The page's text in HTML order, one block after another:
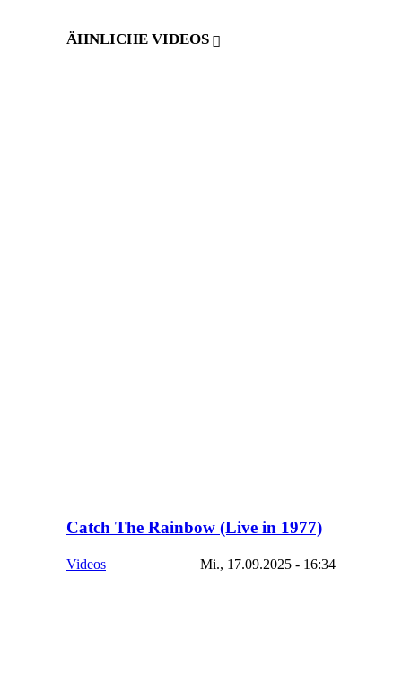
ÄHNLICHE VIDEOS
Catch The Rainbow (Live in 1977)
Videos Mi., 17.09.2025 - 16:34